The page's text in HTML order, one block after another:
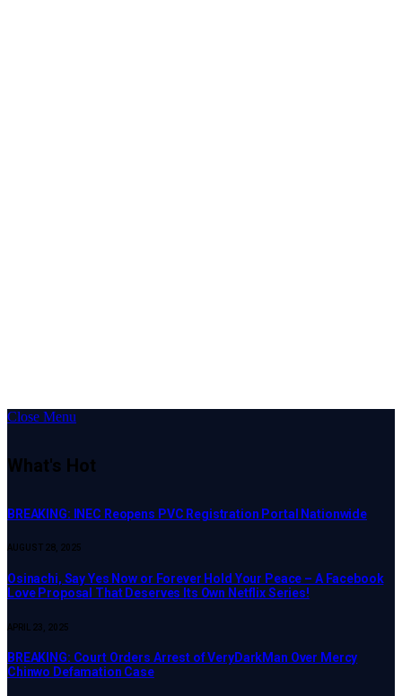
Close Menu
What's Hot
BREAKING: INEC Reopens PVC Registration Portal Nationwide
AUGUST 28, 2025
Osinachi, Say Yes Now or Forever Hold Your Peace – A Facebook
Love Proposal That Deserves Its Own Netflix Series!
APRIL 23, 2025
BREAKING: Court Orders Arrest of VeryDarkMan Over Mercy
Chinwo Defamation Case